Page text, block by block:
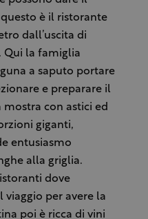
è il ristorante
dall’uscita di
Qui la famiglia
a saputo portare
e preparare il
mostra con astici ed
giganti,
entusiasmo
alla griglia.
dove
per avere la
poi è ricca di vini